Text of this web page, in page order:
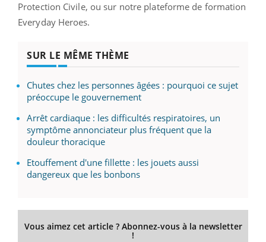
Protection Civile, ou sur notre plateforme de formation
Everyday Heroes.
SUR LE MÊME THÈME
Chutes chez les personnes âgées : pourquoi ce sujet
préoccupe le gouvernement
Arrêt cardiaque : les difficultés respiratoires, un
symptôme annonciateur plus fréquent que la
douleur thoracique
Etouffement d'une fillette : les jouets aussi
dangereux que les bonbons
Vous aimez cet article ? Abonnez-vous à la newsletter
!